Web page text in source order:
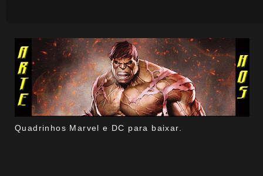
Quadrinhos Marvel e DC para baixar.